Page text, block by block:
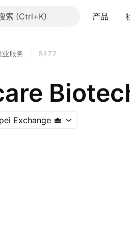
索 产品
业服务 8472
Exchange